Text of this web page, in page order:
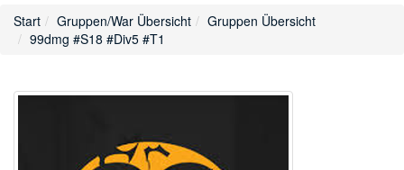
Start Gruppen/War Übersicht
Gruppen Übersicht
99dmg #S18 #Div5 #T1